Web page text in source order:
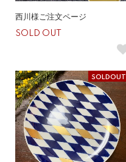
西川様ご注文ページ
SOLD OUT
SOLDOUT